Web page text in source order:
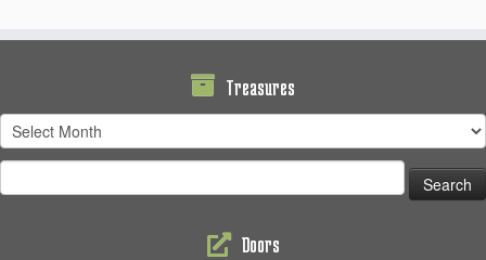
Treasures
Treasures
for:
Doors